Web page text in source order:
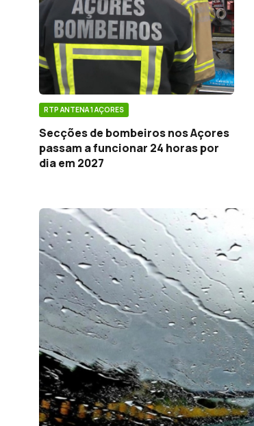
RTP ANTENA 1 AÇORES
Secções de bombeiros nos Açores
passam a funcionar 24 horas por
dia em 2027